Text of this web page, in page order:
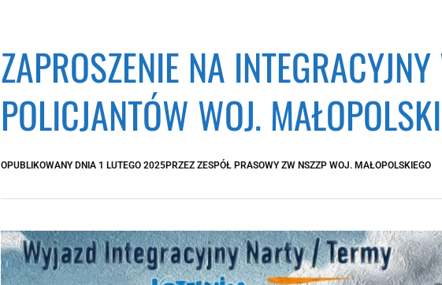
ZAPROSZENIE NA
POLICJANTÓW WOJ.
OPUBLIKOWANY DNIA 1 LUTEGO 2025PRZEZ ZESPÓŁ PRASOWY ZW NSZZP WOJ. MAŁOPOLSKIEGO